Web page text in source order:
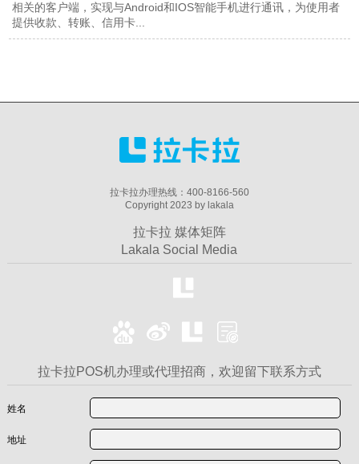
相关的客户端，实现与Android和IOS智能手机进行通讯，为使用者
提供收款、转账、信用卡...
拉卡拉办理热线：400-8166-560
Copyright 2023 by lakala
拉卡拉 媒体矩阵
Lakala Social Media
拉卡拉POS机办理或代理招商，欢迎留下联系方式
姓名
地址